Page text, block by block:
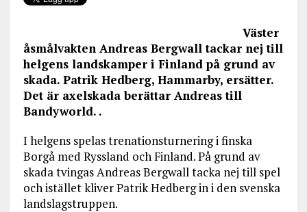
Väster
åsmålvakten Andreas Bergwall tackar nej till
helgens landskamper i Finland på grund av
skada. Patrik Hedberg, Hammarby, ersätter.
Det är axelskada berättar Andreas till
Bandyworld. .
I helgens spelas trenationsturnering i finska
Borgå med Ryssland och Finland. På grund av
skada tvingas Andreas Bergwall tacka nej till spel
och istället kliver Patrik Hedberg in i den svenska
landslagstruppen.